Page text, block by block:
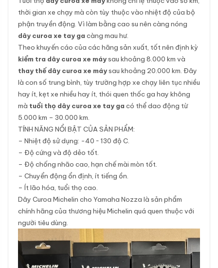
thời gian xe chạy mà còn tùy thuộc vào nhiệt độ của bộ
phận truyền động. Vì làm bằng cao su nên càng nóng
dây curoa xe tay ga càng mau hư.
Theo khuyến cáo của các hãng sản xuất, tốt nên định kỳ
kiểm tra dây curoa xe máysau khoảng 8.000 km và
thay thế dây curoa xe máysau khoảng 20.000 km. Đây
là con số trung bình, tùy trường hợp xe chạy liên tục nhiều
hay ít, kẹt xe nhiều hay ít, thói quen thốc ga hay không
mà tuổi thọ dây curoa xe tay ga có thể dao động từ
5.000 km – 30.000 km.
TÍNH NĂNG NỔI BẬT CỦA SẢN PHẨM:
– Nhiệt độ sử dụng: -40 ~ 130 độ C.
– Độ cứng và độ dẻo tốt.
– Độ chống nhão cao, hạn chế mài mòn tốt.
– Chuyển động ổn định, ít tiếng ồn.
– Ít lão hóa, tuổi thọ cao.
Dây Curoa Michelin cho Yamaha Nozza là sản phẩm
chính hãng của thương hiệu Michelin quá quen thuộc với
người tiêu dùng.